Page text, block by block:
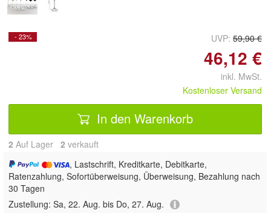
- 23% UVP: 59,90 €
46,12 €
inkl. MwSt.
Kostenloser Versand
In den Warenkorb
2 Auf Lager 2 verkauft
, Lastschrift, Kreditkarte, Debitkarte,
Ratenzahlung, Sofortüberweisung, Überweisung, Bezahlung nach
30 Tagen
Zustellung: Sa, 22. Aug. bis Do, 27. Aug.